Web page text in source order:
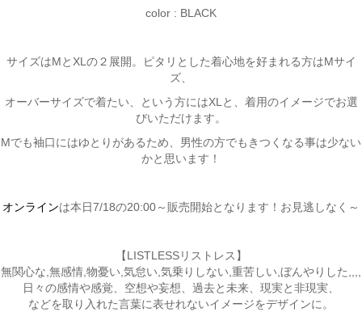
color : BLACK
サイズはMとXLの２展開。ピタリとした着心地を好まれる方はMサイ
ズ、
オーバーサイズで着たい、という方にはXLと、着用のイメージでお選
びいただけます。
Mでも袖口にはゆとりがあるため、男性の方でもきつくなる事は少ない
かと思います！
オンラインは本日7/18の20:00～販売開始となります！お見逃しなく～
【LISTLESSリストレス】
無関心な,無感情,物憂い,気怠い,気乗りしない,重苦しい,ぼんやりした,,,,
日々の感情や感覚、空想や妄想、過去と未来、現実と非現実、
などを取り入れた言葉に表せれないイメージをデザインに。